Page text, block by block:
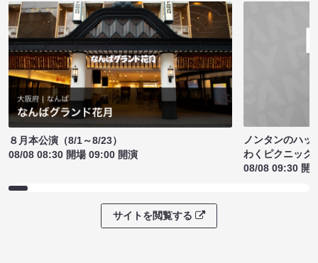
８月本公演（8/1～8/23）
08/08 08:30 開場 09:00 開演
ノンタンのハッ
わくピクニック
08/08 09:30 開
サイトを閲覧する